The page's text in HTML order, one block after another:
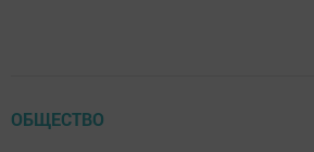
ОБЩЕСТВО